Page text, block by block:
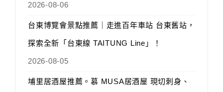
2026-08-06
台東博覽會景點推薦｜走進百年車站 台東舊站，
探索全新「台東線 TAITUNG Line」！
2026-08-05
埔里居酒屋推薦。慕 MUSA居酒屋 現切刺身、